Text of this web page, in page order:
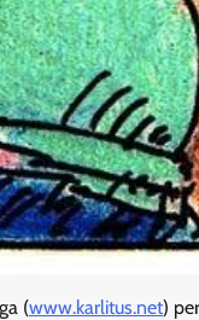
(www.karlitus.net)